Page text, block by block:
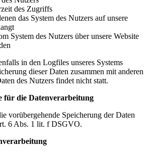
des Zugriffs
das System des Nutzers auf unsere
System des Nutzers über unsere Website
in den Logfiles unseres Systems
dieser Daten zusammen mit anderen
des Nutzers findet nicht statt.
für die Datenverarbeitung
vorübergehende Speicherung der Daten
6 Abs. 1 lit. f DSGVO.